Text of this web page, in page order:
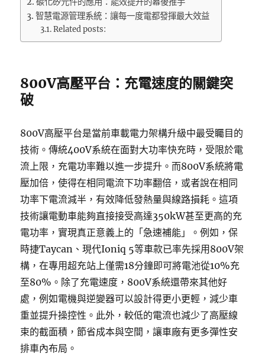
智慧電源管理系統：讓每一度電都發揮最大效益
Related posts:
800V高壓平台：充電速度的關鍵突
破
800V高壓平台是當前車載電力架構升級中最受矚目的
技術。傳統400V系統在面對大功率快充時，受限於電
流上限，充電功率難以進一步提升。而800V系統將電
壓加倍，使得在相同電流下功率翻倍，或者說在相同
功率下電流減半，有效降低發熱量與線路損耗。這項
技術讓電動車能夠直接接受高達350kW甚至更高的充
電功率，實現真正意義上的「急速補能」。例如，保
時捷Taycan、現代Ioniq 5等車款已率先採用800V架
構，在專用超充站上僅需18分鐘即可將電池從10%充
至80%。除了充電速度，800V系統還帶來其他好
處，例如電機與逆變器可以設計得更小更輕，減少車
重並提升操控性。此外，較低的電流也減少了高壓線
束的截面積，節省成本與空間，讓車廠有更多彈性安
排車內布局。